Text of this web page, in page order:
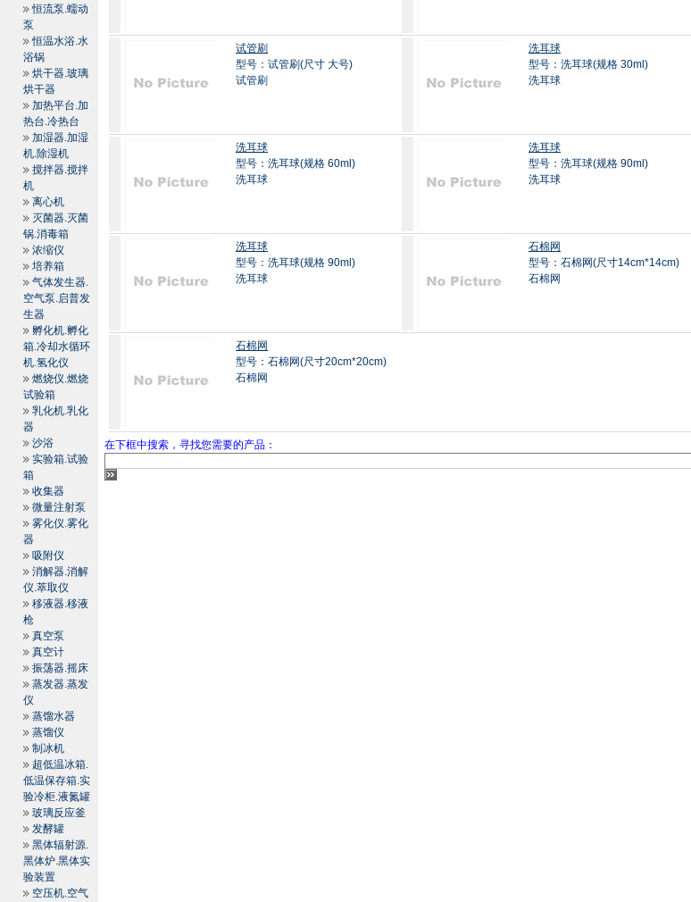
恒流泵.蠕动
泵
恒温水浴.水
浴锅
烘干器.玻璃
烘干器
加热平台.加
热台.冷热台
加湿器.加湿
机.除湿机
搅拌器.搅拌
机
离心机
灭菌器.灭菌
锅.消毒箱
浓缩仪
培养箱
气体发生器.
空气泵.启普发
生器
孵化机.孵化
箱.冷却水循环
机.氢化仪
燃烧仪.燃烧
试验箱
乳化机.乳化
器
沙浴
实验箱.试验
箱
收集器
微量注射泵
雾化仪.雾化
器
吸附仪
消解器.消解
仪.萃取仪
移液器.移液
枪
真空泵
真空计
振荡器.摇床
蒸发器.蒸发
仪
蒸馏水器
蒸馏仪
制冰机
超低温冰箱.
低温保存箱.实
验冷柜.液氮罐
玻璃反应釜
发酵罐
黑体辐射源.
黑体炉.黑体实
验装置
空压机.空气
试管刷
型号：试管刷(尺寸 大号)
试管刷
洗耳球
型号：洗耳球(规格 30ml)
洗耳球
洗耳球
型号：洗耳球(规格 60ml)
洗耳球
洗耳球
型号：洗耳球(规格 90ml)
洗耳球
洗耳球
型号：洗耳球(规格 90ml)
洗耳球
石棉网
型号：石棉网(尺寸14cm*14cm)
石棉网
石棉网
型号：石棉网(尺寸20cm*20cm)
石棉网
在下框中搜索，寻找您需要的产品：